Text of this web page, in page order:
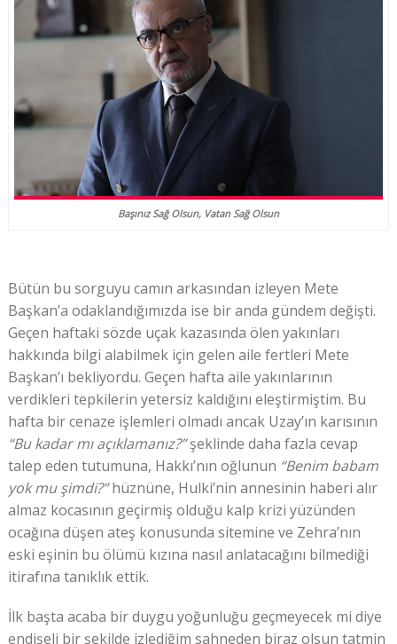
Başınız Sağ Olsun, Vatan Sağ Olsun
Bütün bu sorguyu camın arkasından izleyen Mete
Başkan’a odaklandığımızda ise bir anda gündem değişti.
Geçen haftaki sözde uçak kazasında ölen yakınları
hakkında bilgi alabilmek için gelen aile fertleri Mete
Başkan’ı bekliyordu. Geçen hafta aile yakınlarının
verdikleri tepkilerin yetersiz kaldığını eleştirmiştim. Bu
hafta bir cenaze işlemleri olmadı ancak Uzay’ın karısının
“Bu kadar mı açıklamanız?”şeklinde daha fazla cevap
talep eden tutumuna, Hakkı’nın oğlunun “Benim babam
yok mu şimdi?”hüznüne, Hulki’nin annesinin haberi alır
almaz kocasının geçirmiş olduğu kalp krizi yüzünden
ocağına düşen ateş konusunda sitemine ve Zehra’nın
eski eşinin bu ölümü kızına nasıl anlatacağını bilmediği
itirafına tanıklık ettik.
İlk başta acaba bir duygu yoğunluğu geçmeyecek mi diye
endişeli bir şekilde izlediğim sahneden biraz olsun tatmin